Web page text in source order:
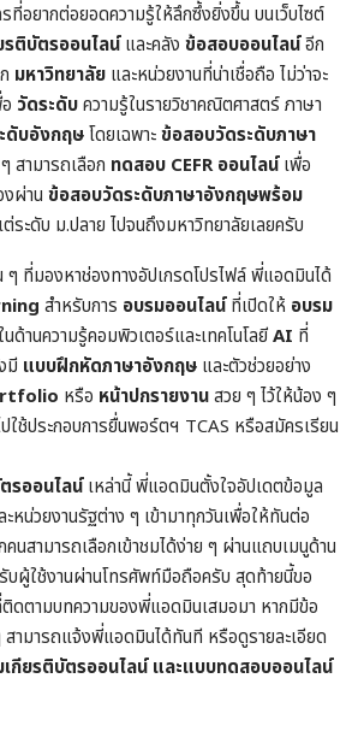
ที่อยากต่อยอดความรู้ให้ลึกซึ้งยิ่งขึ้น บนเว็บไซต์
รติบัตรออนไลน์และคลัง ข้อสอบออนไลน์อีก
มหาวิทยาลัย และหน่วยงานที่น่าเชื่อถือ ไม่ว่าจะ
วัดระดับความรู้ในรายวิชาคณิตศาสตร์ภาษา
ดับอังกฤษโดยเฉพาะข้อสอบวัดระดับภาษา
สามารถเลือก ทดสอบ CEFR ออนไลน์เพื่อ
งผ่าน ข้อสอบวัดระดับภาษาอังกฤษพร้อม
ะดับ ม.ปลาย ไปจนถึงมหาวิทยาลัยเลยครับ
ๆ ที่มองหาช่องทางอัปเกรดโปรไฟล์ พี่แอดมินได้
สำหรับการ อบรมออนไลน์ที่เปิดให้ อบรม
นด้านความรู้คอมพิวเตอร์และเทคโนโลยีAI ที่
มี แบบฝึกหัดภาษาอังกฤษ และตัวช่วยอย่าง
หรือ หน้าปกรายงานสวย ๆ ไว้ให้น้อง ๆ
ใช้ประกอบการยื่นพอร์ตฯ TCAS หรือสมัครเรียน
รออนไลน์เหล่านี้ พี่แอดมินตั้งใจอัปเดตข้อมูล
หน่วยงานรัฐต่าง ๆ เข้ามาทุกวันเพื่อให้ทันต่อ
นสามารถเลือกเข้าชมได้ง่าย ๆ ผ่านแถบเมนูด้าน
บผู้ใช้งานผ่านโทรศัพท์มือถือครับ สุดท้ายนี้ขอ
ตามบทความของพี่แอดมินเสมอมา หากมีข้อ
สามารถแจ้งพี่แอดมินได้ทันที หรือดูรายละเอียด
กียรติบัตรออนไลน์ และแบบทดสอบออนไลน์